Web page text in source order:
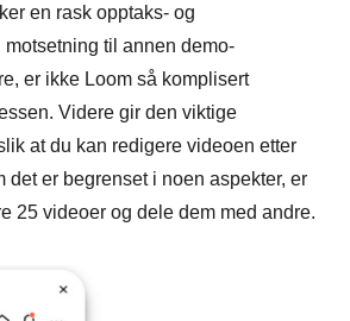
en rask opptaks- og
til annen demo-
er ikke Loom så komplisert
Videre gir den viktige
at du kan redigere videoen etter
det er begrenset i noen aspekter, er
25 videoer og dele dem med andre.